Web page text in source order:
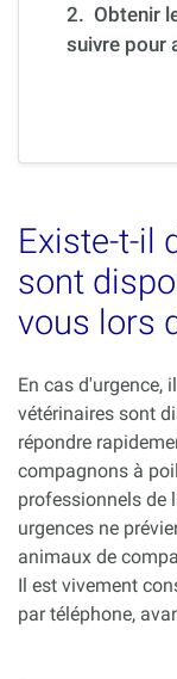
2. Obtenir
suivre pour
Existe-t-il
sont
vous lors
En cas d'urgence,
vétérinaires sont
répondre
compagnons à
professionnels de
urgences ne
animaux de
Il est vivement
par téléphone,